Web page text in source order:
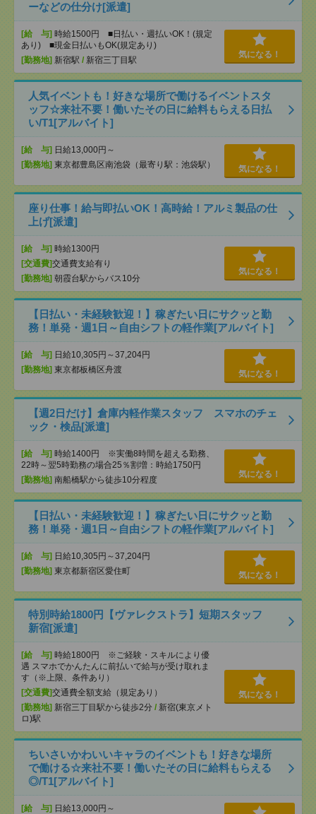
ーなどの仕分け[派遣]
[給 与] 時給1500円 ■日払い・週払いOK！(規定
あり) ■現金日払いもOK(規定あり)
[勤務地] 新宿駅 / 新宿三丁目駅
気になる！
人気イベントも！好きな場所で働けるイベントスタ
ッフ☆来社不要！働いたその日に給料もらえる日払
い/T1[アルバイト]
[給 与] 日給13,000円～
[勤務地] 東京都豊島区南池袋（最寄り駅：池袋駅） 気になる！
座り仕事！給与即払いOK！高時給！アルミ製品の仕
上げ[派遣]
[給 与] 時給1300円
[交通費]交通費支給有り
[勤務地] 朝霞台駅からバス10分
気になる！
【日払い・未経験歓迎！】稼ぎたい日にサクッと勤
務！単発・週1日～自由シフトの軽作業[アルバイト]
[給 与] 日給10,305円～37,204円
[勤務地] 東京都板橋区舟渡 気になる！
【週2日だけ】倉庫内軽作業スタッフ スマホのチェ
ック・検品[派遣]
[給 与] 時給1400円 ※実働8時間を超える勤務、
22時～翌5時勤務の場合25％割増：時給1750円
[勤務地] 南船橋駅から徒歩10分程度
気になる！
【日払い・未経験歓迎！】稼ぎたい日にサクッと勤
務！単発・週1日～自由シフトの軽作業[アルバイト]
[給 与] 日給10,305円～37,204円
[勤務地] 東京都新宿区愛住町 気になる！
特別時給1800円【ヴァレクストラ】短期スタッフ
新宿[派遣]
[給 与] 時給1800円 ※ご経験・スキルにより優
遇 スマホでかんたんに前払いで給与が受け取れま
す（※上限、条件あり）
[交通費]交通費全額支給（規定あり）
[勤務地] 新宿三丁目駅から徒歩2分 / 新宿(東京メト
ロ)駅
気になる！
ちいさいかわいいキャラのイベントも！好きな場所
で働ける☆来社不要！働いたその日に給料もらえる
◎/T1[アルバイト]
[給 与] 日給13,000円～